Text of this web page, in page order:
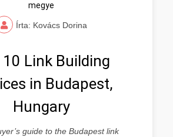
megye
Írta: Kovács Dorina
Link Building
in Budapest,
Hungary
guide to the Budapest link